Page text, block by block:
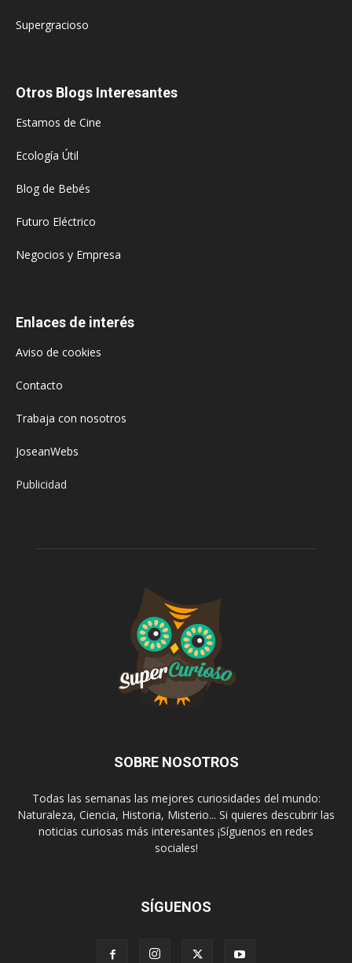
Supergracioso
Otros Blogs Interesantes
Estamos de Cine
Ecología Útil
Blog de Bebés
Futuro Eléctrico
Negocios y Empresa
Enlaces de interés
Aviso de cookies
Contacto
Trabaja con nosotros
JoseanWebs
Publicidad
SOBRE NOSOTROS
Todas las semanas las mejores curiosidades del mundo:
Naturaleza, Ciencia, Historia, Misterio... Si quieres descubrir las
noticias curiosas más interesantes ¡Síguenos en redes
sociales!
SÍGUENOS